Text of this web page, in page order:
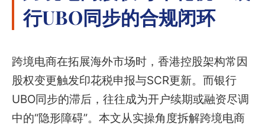
行UBO同步的合规闭环
跨境电商在拓展海外市场时，香港控股架构常因
股权变更触发印花税申报与SCR更新。而银行
UBO同步的滞后，往往成为开户续期或融资尽调
中的“隐形障碍”。本文从实操角度拆解跨境电商